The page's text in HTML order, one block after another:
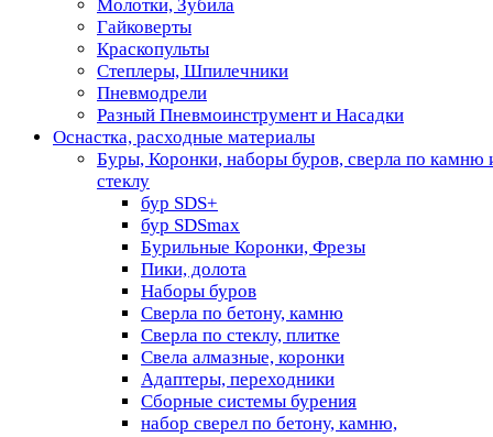
Молотки, Зубила
Гайковерты
Краскопульты
Степлеры, Шпилечники
Пневмодрели
Разный Пневмоинструмент и Насадки
Оснастка, расходные материалы
Буры, Коронки, наборы буров, сверла по камню
стеклу
бур SDS+
бур SDSmax
Бурильные Коронки, Фрезы
Пики, долота
Наборы буров
Сверла по бетону, камню
Сверла по стеклу, плитке
Свела алмазные, коронки
Адаптеры, переходники
Сборные системы бурения
набор сверел по бетону, камню,